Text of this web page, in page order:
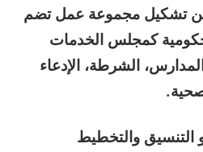
تشكيل مجموعة عمل تضم
كمجلس الخدمات
الشرطة، الإدعاء
والتخطيط